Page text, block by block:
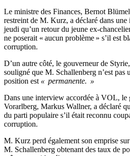
Le ministre des Finances, Bernot
restreint de M. Kurz, a déclaré dans
jeudi qu’un retour du jeune ex-
ne poserait « aucun problème » s’il est
corruption.
D’un autre côté, le gouverneur de
souligné que M. Schallenberg n’est pas
position est « permanente. »
Dans une interview accordée à VOL, le
Vorarlberg, Markus Wallner, a déclaré
du parti populaire s’il était reconnu
corruption.
M. Kurz perd également son emprise sur
M. Schallenberg obtenant des taux de